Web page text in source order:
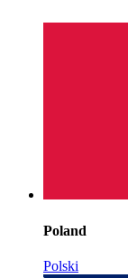
Poland
Polski